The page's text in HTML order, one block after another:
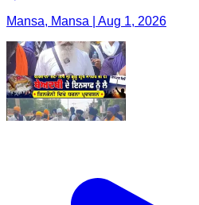
Mansa, Mansa | Aug 1, 2026